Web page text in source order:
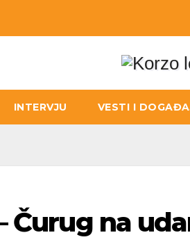
INTERVJU VESTI I
Čurug na